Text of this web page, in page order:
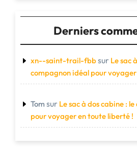
Derniers
xn--saint-trail-fbbsur Le sac
compagnon idéal pour
Tom sur Le sac à dos cabine :
pour voyager en toute liberté !